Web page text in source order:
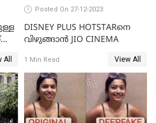
All
Posted On 27-12-2023
DISNEY PLUS HOTSTARനെ
വിഴുങ്ങാന്‍ JIO CINEMA
1 Min Read View All